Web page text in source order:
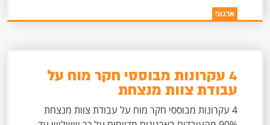
ארגוני
4 עקרונות מבוססי חקר מוח על
עבודת צוות מנצחת
4 עקרונות מבוססי חקר מוח על עבודת צוות מנצחת